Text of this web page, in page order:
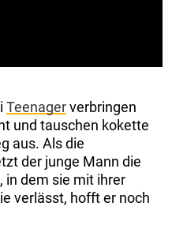
Teenagerverbringen
und tauschen kokette
aus. Als die
der junge Mann die
in dem sie mit ihrer
verlässt, hofft er noch